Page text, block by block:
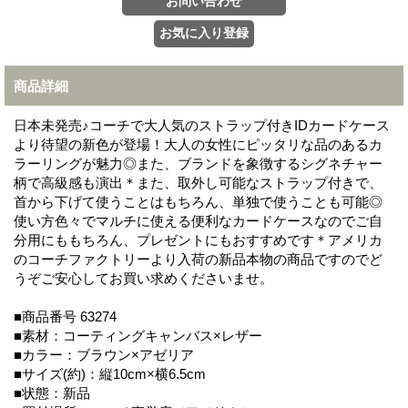
商品詳細
日本未発売♪コーチで大人気のストラップ付きIDカードケース
より待望の新色が登場！大人の女性にピッタリな品のあるカ
ラーリングが魅力◎また、ブランドを象徴するシグネチャー
柄で高級感も演出＊また、取外し可能なストラップ付きで、
首から下げて使うことはもちろん、単独で使うことも可能◎
使い方色々でマルチに使える便利なカードケースなのでご自
分用にももちろん、プレゼントにもおすすめです＊アメリカ
のコーチファクトリーより入荷の新品本物の商品ですのでど
うぞご安心してお買い求めくださいませ。
■商品番号 63274
■素材：コーティングキャンバス×レザー
■カラー：ブラウン×アゼリア
■サイズ(約)：縦10cm×横6.5cm
■状態：新品